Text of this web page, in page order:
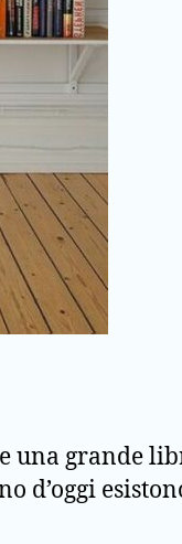
una grande
d’oggi